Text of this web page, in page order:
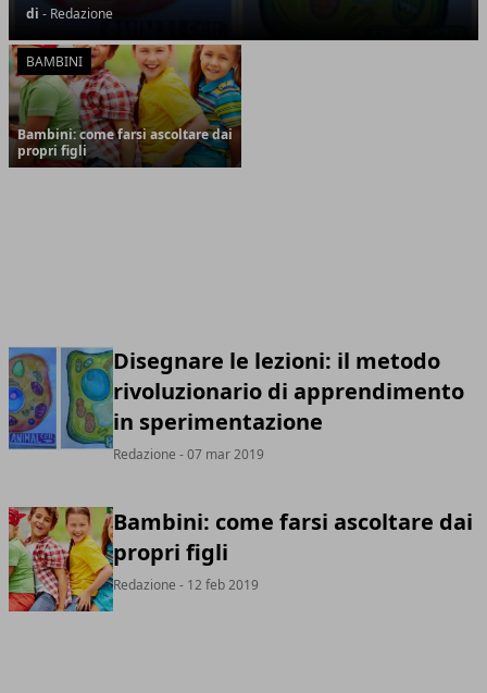
di - Redazione
BAMBINI
Bambini: come farsi ascoltare dai
propri figli
Disegnare le lezioni: il metodo
rivoluzionario di apprendimento
in sperimentazione
Redazione - 07 mar 2019
Bambini: come farsi ascoltare dai
propri figli
Redazione - 12 feb 2019